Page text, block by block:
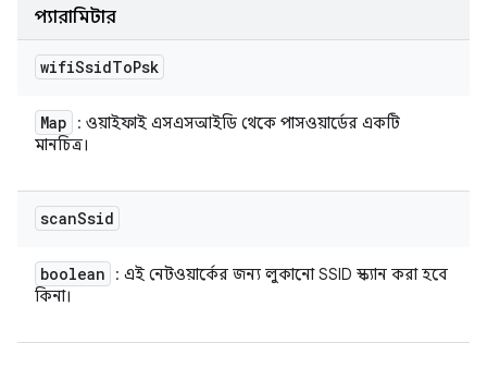
প্যারামিটার
wifiSsidToPsk
Map
: ওয়াইফাই এসএসআইডি থেকে পাসওয়ার্ডের একটি
মানচিত্র।
scanSsid
boolean
: এই নেটওয়ার্কের জন্য লুকানো SSID স্ক্যান করা হবে
কিনা।